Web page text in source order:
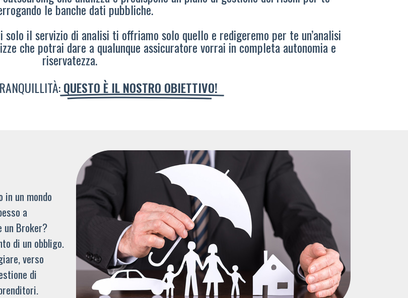
le banche dati pubbliche.
solo il servizio di analisi ti offriamo solo quello e redigeremo per te un’analisi
che potrai dare a qualunque assicuratore vorrai in completa autonomia e
riservatezza.
QUESTO È IL NOSTRO OBIETTIVO!
in un mondo
a
un Broker?
di un obbligo.
verso
di